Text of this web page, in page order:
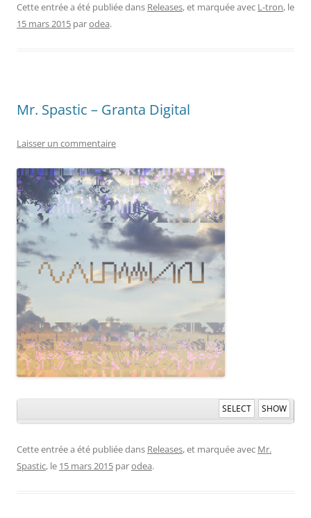
Cette entrée a été publiée dans Releases, et marquée avec L-tron, le
15 mars 2015 parodea.
Mr. Spastic – Granta Digital
Laisser un commentaire
SELECT SHOW
Cette entrée a été publiée dans Releases, et marquée avec Mr.
Spastic, le 15 mars 2015 parodea.